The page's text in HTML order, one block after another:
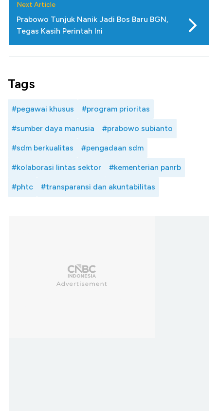
Next Article
Prabowo Tunjuk Nanik Jadi Bos Baru BGN,
Tegas Kasih Perintah Ini
Tags
#pegawai khusus #program prioritas
#sumber daya manusia #prabowo subianto
#sdm berkualitas #pengadaan sdm
#kolaborasi lintas sektor #kementerian panrb
#phtc #transparansi dan akuntabilitas